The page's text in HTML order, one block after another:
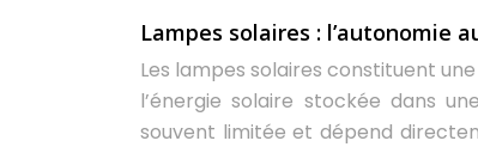
Lampes solaires : l’autonomie
Les lampes solaires constituent
l’énergie solaire stockée dans
souvent limitée et dépend